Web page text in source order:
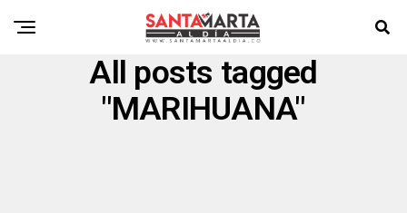
All posts tagged
"MARIHUANA"